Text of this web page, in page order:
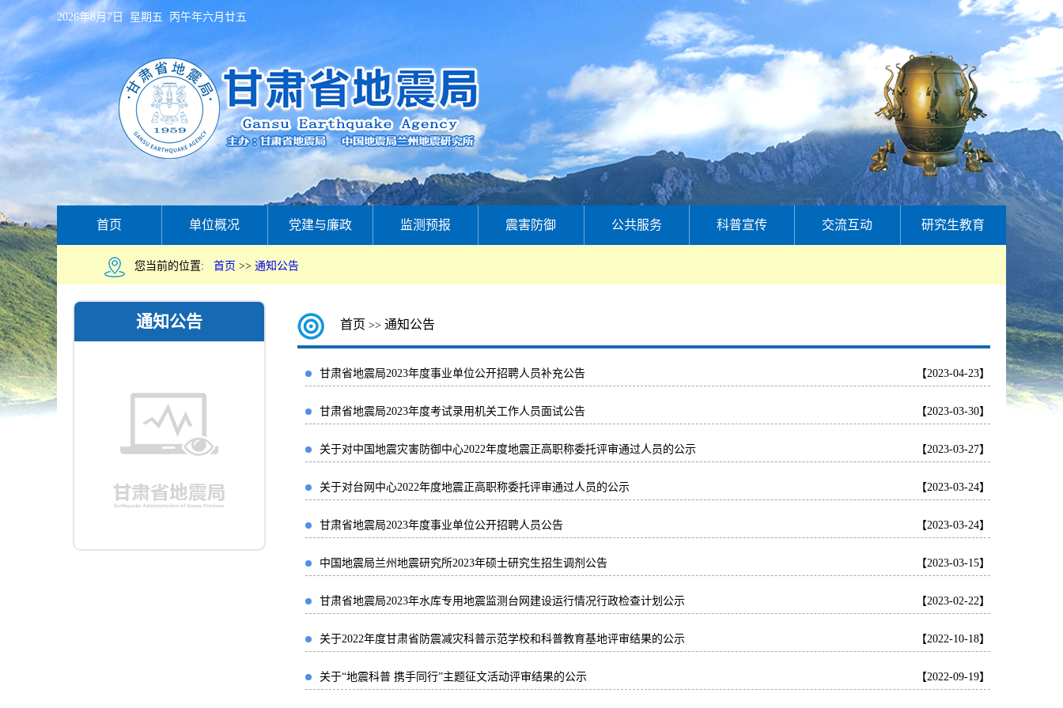
2026年8月7日 星期五 丙午年六月廿五
首页 单位概况 党建与廉政 监测预报 震害防御 公共服务 科普宣传 交流互动 研究生教育
您当前的位置: 首页 >> 通知公告
通知公告 首页 >> 通知公告
甘肃省地震局2023年度事业单位公开招聘人员补充公告 【2023-04-23】
甘肃省地震局2023年度考试录用机关工作人员面试公告 【2023-03-30】
关于对中国地震灾害防御中心2022年度地震正高职称委托评审通过人员的公示 【2023-03-27】
关于对台网中心2022年度地震正高职称委托评审通过人员的公示 【2023-03-24】
甘肃省地震局2023年度事业单位公开招聘人员公告 【2023-03-24】
中国地震局兰州地震研究所2023年硕士研究生招生调剂公告 【2023-03-15】
甘肃省地震局2023年水库专用地震监测台网建设运行情况行政检查计划公示 【2023-02-22】
关于2022年度甘肃省防震减灾科普示范学校和科普教育基地评审结果的公示 【2022-10-18】
关于“地震科普 携手同行”主题征文活动评审结果的公示 【2022-09-19】